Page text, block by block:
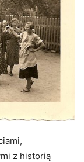
z historią